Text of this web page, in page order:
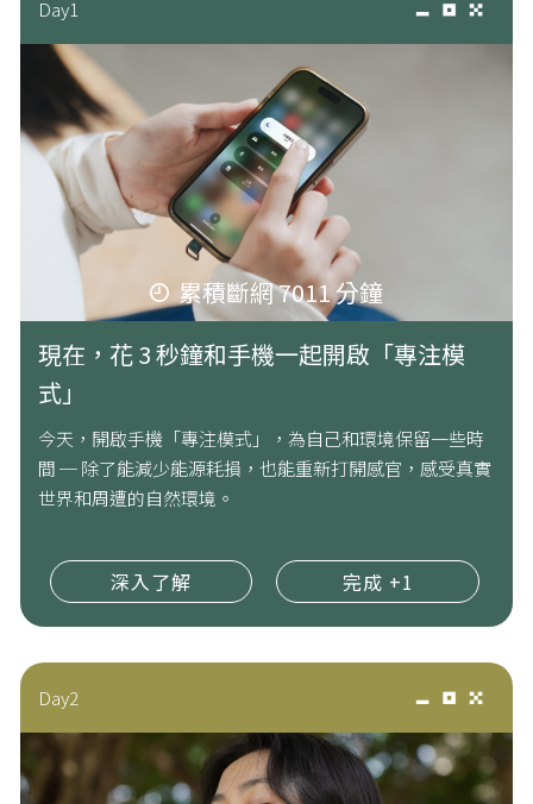
Day1
累積斷網 7011 分鐘
現在，花 3 秒鐘和手機一起開啟「專注模
式」
今天，開啟手機「專注模式」，為自己和環境保留一些時
間 ─ 除了能減少能源耗損，也能重新打開感官，感受真實
世界和周遭的自然環境。
深入了解 完成 +1
Day2